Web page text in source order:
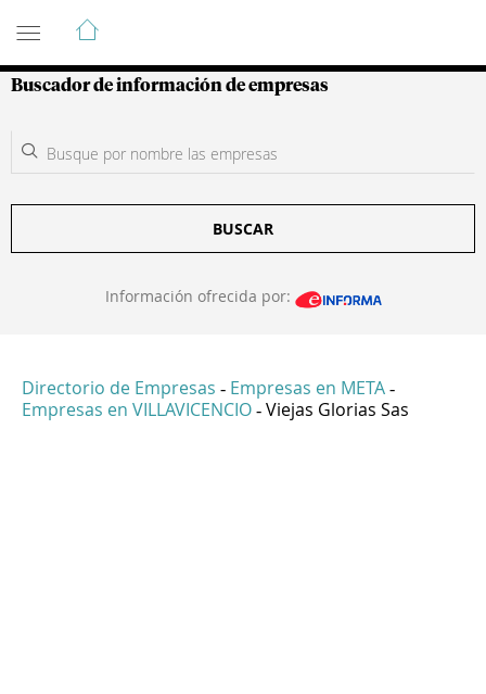
Guía de Empresas Colombianas
Buscador de información de empresas
BUSCAR
Información ofrecida por:
Directorio de Empresas - Empresas en META -
Empresas en VILLAVICENCIO - Viejas Glorias Sas